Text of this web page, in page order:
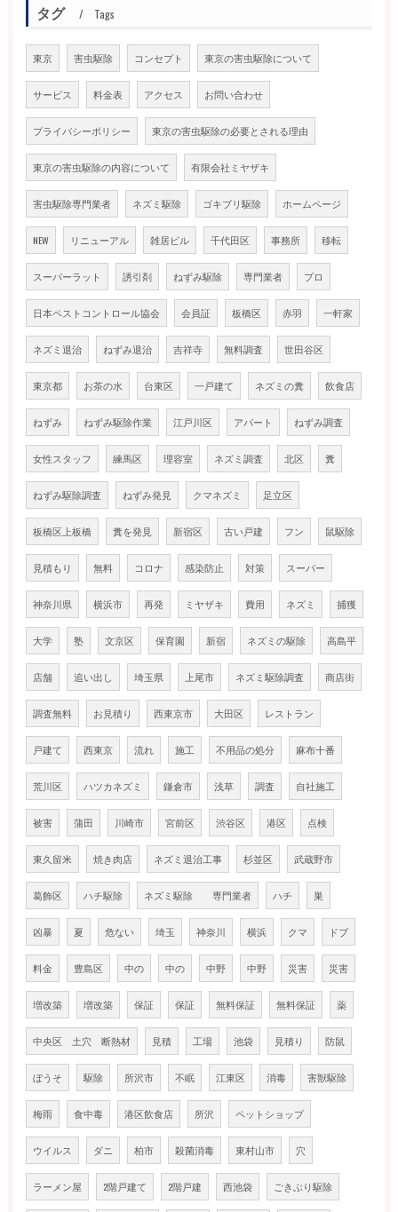
タグ Tags
東京 害虫駆除 コンセプト 東京の害虫駆除について
サービス 料金表 アクセス お問い合わせ
プライバシーポリシー 東京の害虫駆除の必要とされる理由
東京の害虫駆除の内容について 有限会社ミヤザキ
害虫駆除専門業者 ネズミ駆除 ゴキブリ駆除 ホームページ
NEW リニューアル 雑居ビル 千代田区 事務所 移転
スーパーラット 誘引剤 ねずみ駆除 専門業者 プロ
日本ペストコントロール協会 会員証 板橋区 赤羽 一軒家
ネズミ退治 ねずみ退治 吉祥寺 無料調査 世田谷区
東京都 お茶の水 台東区 一戸建て ネズミの糞 飲食店
ねずみ ねずみ駆除作業 江戸川区 アパート ねずみ調査
女性スタッフ 練馬区 理容室 ネズミ調査 北区 糞
ねずみ駆除調査 ねずみ発見 クマネズミ 足立区
板橋区上板橋 糞を発見 新宿区 古い戸建 フン 鼠駆除
見積もり 無料 コロナ 感染防止 対策 スーパー
神奈川県 横浜市 再発 ミヤザキ 費用 ネズミ 捕獲
大学 塾 文京区 保育園 新宿 ネズミの駆除 高島平
店舗 追い出し 埼玉県 上尾市 ネズミ駆除調査 商店街
調査無料 お見積り 西東京市 大田区 レストラン
戸建て 西東京 流れ 施工 不用品の処分 麻布十番
荒川区 ハツカネズミ 鎌倉市 浅草 調査 自社施工
被害 蒲田 川崎市 宮前区 渋谷区 港区 点検
東久留米 焼き肉店 ネズミ退治工事 杉並区 武蔵野市
葛飾区 ハチ駆除 ネズミ駆除 専門業者 ハチ 巣
凶暴 夏 危ない 埼玉 神奈川 横浜 クマ ドブ
料金 豊島区 中の 中の 中野 中野 災害 災害
増改築 増改築 保証 保証 無料保証 無料保証 薬
中央区 土穴 断熱材 見積 工場 池袋 見積り 防鼠
ぼうそ 駆除 所沢市 不眠 江東区 消毒 害獣駆除
梅雨 食中毒 港区飲食店 所沢 ペットショップ
ウイルス ダニ 柏市 殺菌消毒 東村山市 穴
ラーメン屋 2階戸建て 2階戸建 西池袋 ごきぶり駆除